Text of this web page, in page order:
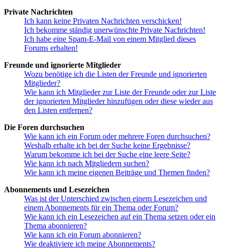
Private Nachrichten
Ich kann keine Privaten Nachrichten verschicken!
Ich bekomme ständig unerwünschte Private Nachrichten!
Ich habe eine Spam-E-Mail von einem Mitglied dieses
Forums erhalten!
Freunde und ignorierte Mitglieder
Wozu benötige ich die Listen der Freunde und ignorierten
Mitglieder?
Wie kann ich Mitglieder zur Liste der Freunde oder zur Liste
der ignorierten Mitglieder hinzufügen oder diese wieder aus
den Listen entfernen?
Die Foren durchsuchen
Wie kann ich ein Forum oder mehrere Foren durchsuchen?
Weshalb erhalte ich bei der Suche keine Ergebnisse?
Warum bekomme ich bei der Suche eine leere Seite?
Wie kann ich nach Mitgliedern suchen?
Wie kann ich meine eigenen Beiträge und Themen finden?
Abonnements und Lesezeichen
Was ist der Unterschied zwischen einem Lesezeichen und
einem Abonnements für ein Thema oder Forum?
Wie kann ich ein Lesezeichen auf ein Thema setzen oder ein
Thema abonnieren?
Wie kann ich ein Forum abonnieren?
Wie deaktiviere ich meine Abonnements?